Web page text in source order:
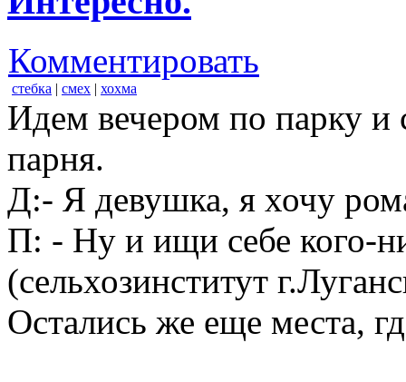
Комментировать
стебка | смех | хохма
Идем вечером по парку
парня.
Д:- Я девушка, я хочу
П: - Ну и ищи себе кого-
(сельхозинститут
Остались же еще места,